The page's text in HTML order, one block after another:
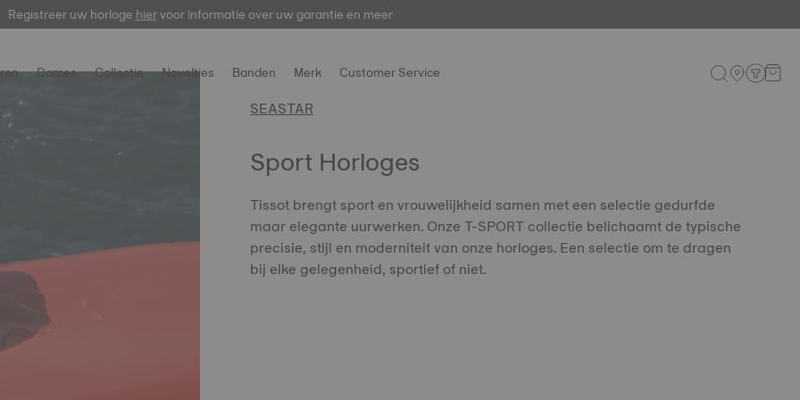
Registreer uw horlogehiervoor informatie over uw garantie en meer
Dames Collectie Novelties Banden Merk Customer Service
SEASTAR
Sport Horloges
Tissot brengt sport en vrouwelijkheid samen met een selectie gedurfde
maar elegante uurwerken. Onze T-SPORT collectie belichaamt de typische
precisie, stijl en moderniteit van onze horloges. Een selectie om te dragen
bij elke gelegenheid, sportief of niet.